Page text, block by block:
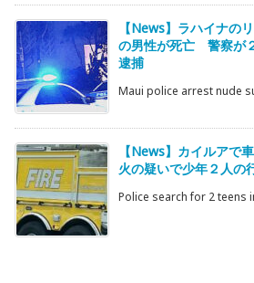
【News】ラハイナの
の男性が死亡 警察が
逮捕
Maui police arrest nude
【News】カイルア
火の疑いで少年２人の
Police search for 2 teens